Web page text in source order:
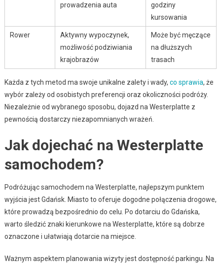
prowadzenia auta
godziny
kursowania
Rower
Aktywny wypoczynek,
możliwość podziwiania
krajobrazów
Może być męczące
na dłuższych
trasach
Każda z tych metod ma swoje unikalne zalety i wady, co sprawia, że
wybór zależy od osobistych preferencji oraz okoliczności podróży.
Niezależnie od wybranego sposobu, dojazd na Westerplatte z
pewnością dostarczy niezapomnianych wrażeń.
Jak dojechać na Westerplatte
samochodem?
Podróżując samochodem na Westerplatte, najlepszym punktem
wyjścia jest Gdańsk. Miasto to oferuje dogodne połączenia drogowe,
które prowadzą bezpośrednio do celu. Po dotarciu do Gdańska,
warto śledzić znaki kierunkowe na Westerplatte, które są dobrze
oznaczone i ułatwiają dotarcie na miejsce.
Ważnym aspektem planowania wizyty jest dostępność parkingu. Na